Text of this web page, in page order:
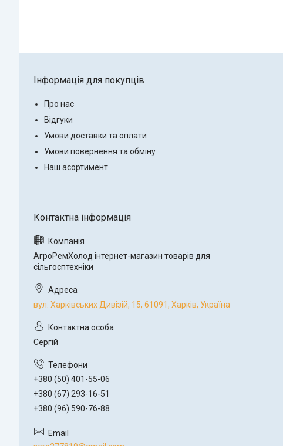
Інформація для покупців
Про нас
Відгуки
Умови доставки та оплати
Умови повернення та обміну
Наш асортимент
АгроРемХолод інтернет-магазин товарів для
сільгосптехніки
вул. Харківських Дивізій, 15, 61091, Харків, Україна
Сергій
+380 (50) 401-55-06
+380 (67) 293-16-51
+380 (96) 590-76-88